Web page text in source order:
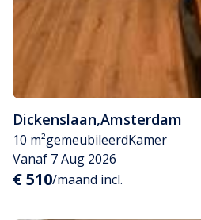
Dickenslaan,Amsterdam
10 m²gemeubileerdKamer
Vanaf 7 Aug 2026
€ 510/maand incl.